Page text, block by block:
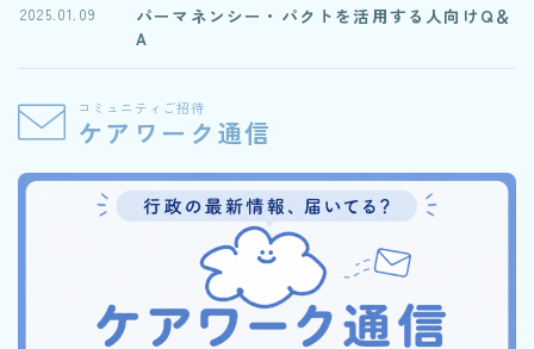
パーマネンシー・パクトを活用する人向けQ＆
A
2025.01.09
コミュニティご招待
ケアワーク通信